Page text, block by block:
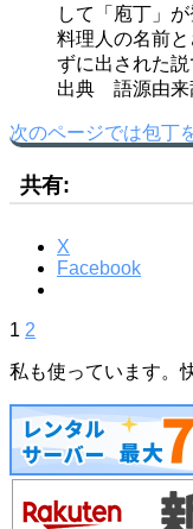
して「庖丁」
料理人の名前
ずに出された説
出典 語源由来
次のページでは包丁
共有:
X
Facebook
1 2
私も使っています。